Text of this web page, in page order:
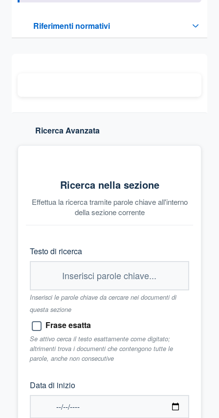
Riferimenti normativi
Sezione compressa
Ricerca Avanzata
Ricerca nella sezione
Effettua la ricerca tramite parole chiave all'interno
della sezione corrente
Testo di ricerca
Inserisci le parole chiave da cercare nei documenti di
questa sezione
Frase esatta
Se attivo cerca il testo esattamente come digitato;
altrimenti trova i documenti che contengono tutte le
parole, anche non consecutive
Data di inizio